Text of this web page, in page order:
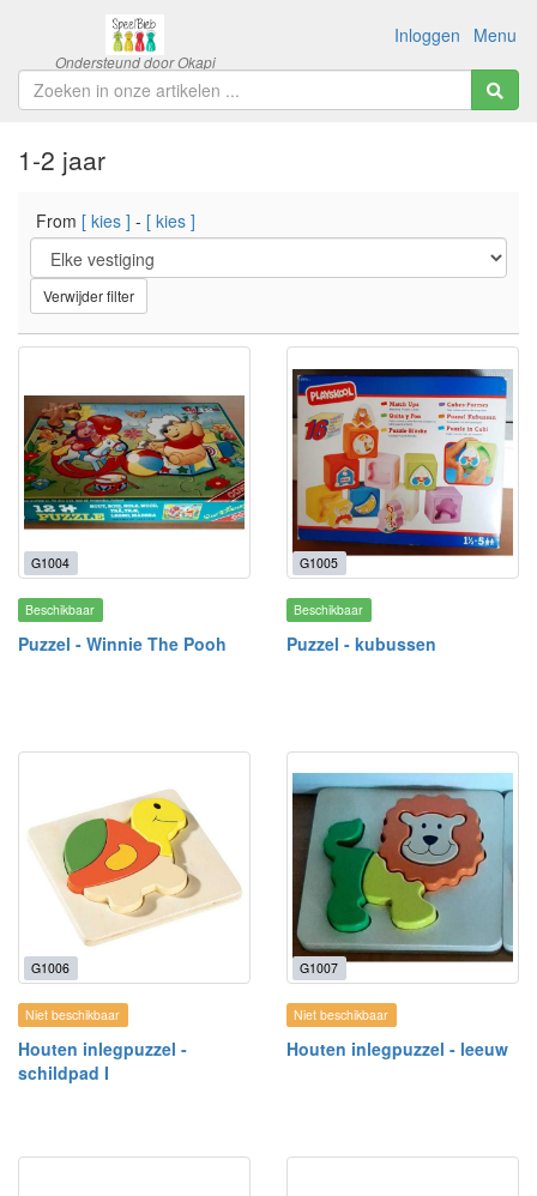
Menu
Inloggen
1-2 jaar
From [ kies ] - [ kies ]
Verwijder filter
G1004
Beschikbaar
Puzzel - Winnie The Pooh
G1005
Beschikbaar
Puzzel - kubussen
G1006
Niet beschikbaar
Houten inlegpuzzel -
schildpad I
G1007
Niet beschikbaar
Houten inlegpuzzel - leeuw